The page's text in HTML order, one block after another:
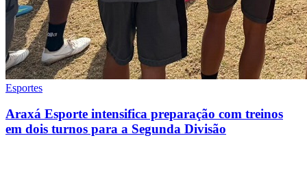
Esportes
Araxá Esporte intensifica preparação com treinos
em dois turnos para a Segunda Divisão